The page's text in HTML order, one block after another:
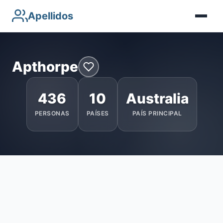
Apellidos
Apthorpe
436
PERSONAS
10
PAÍSES
Australia
PAÍS PRINCIPAL